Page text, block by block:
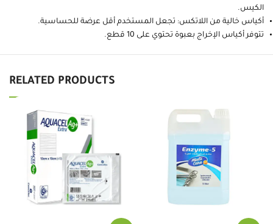
الكيس.
أكياس خالية من اللاتكس: تجعل المستخدم أقل عرضة للحساسية.
تتوفر أكياس الإخراج بعبوة تحتوي على 10 قطع.
RELATED PRODUCTS